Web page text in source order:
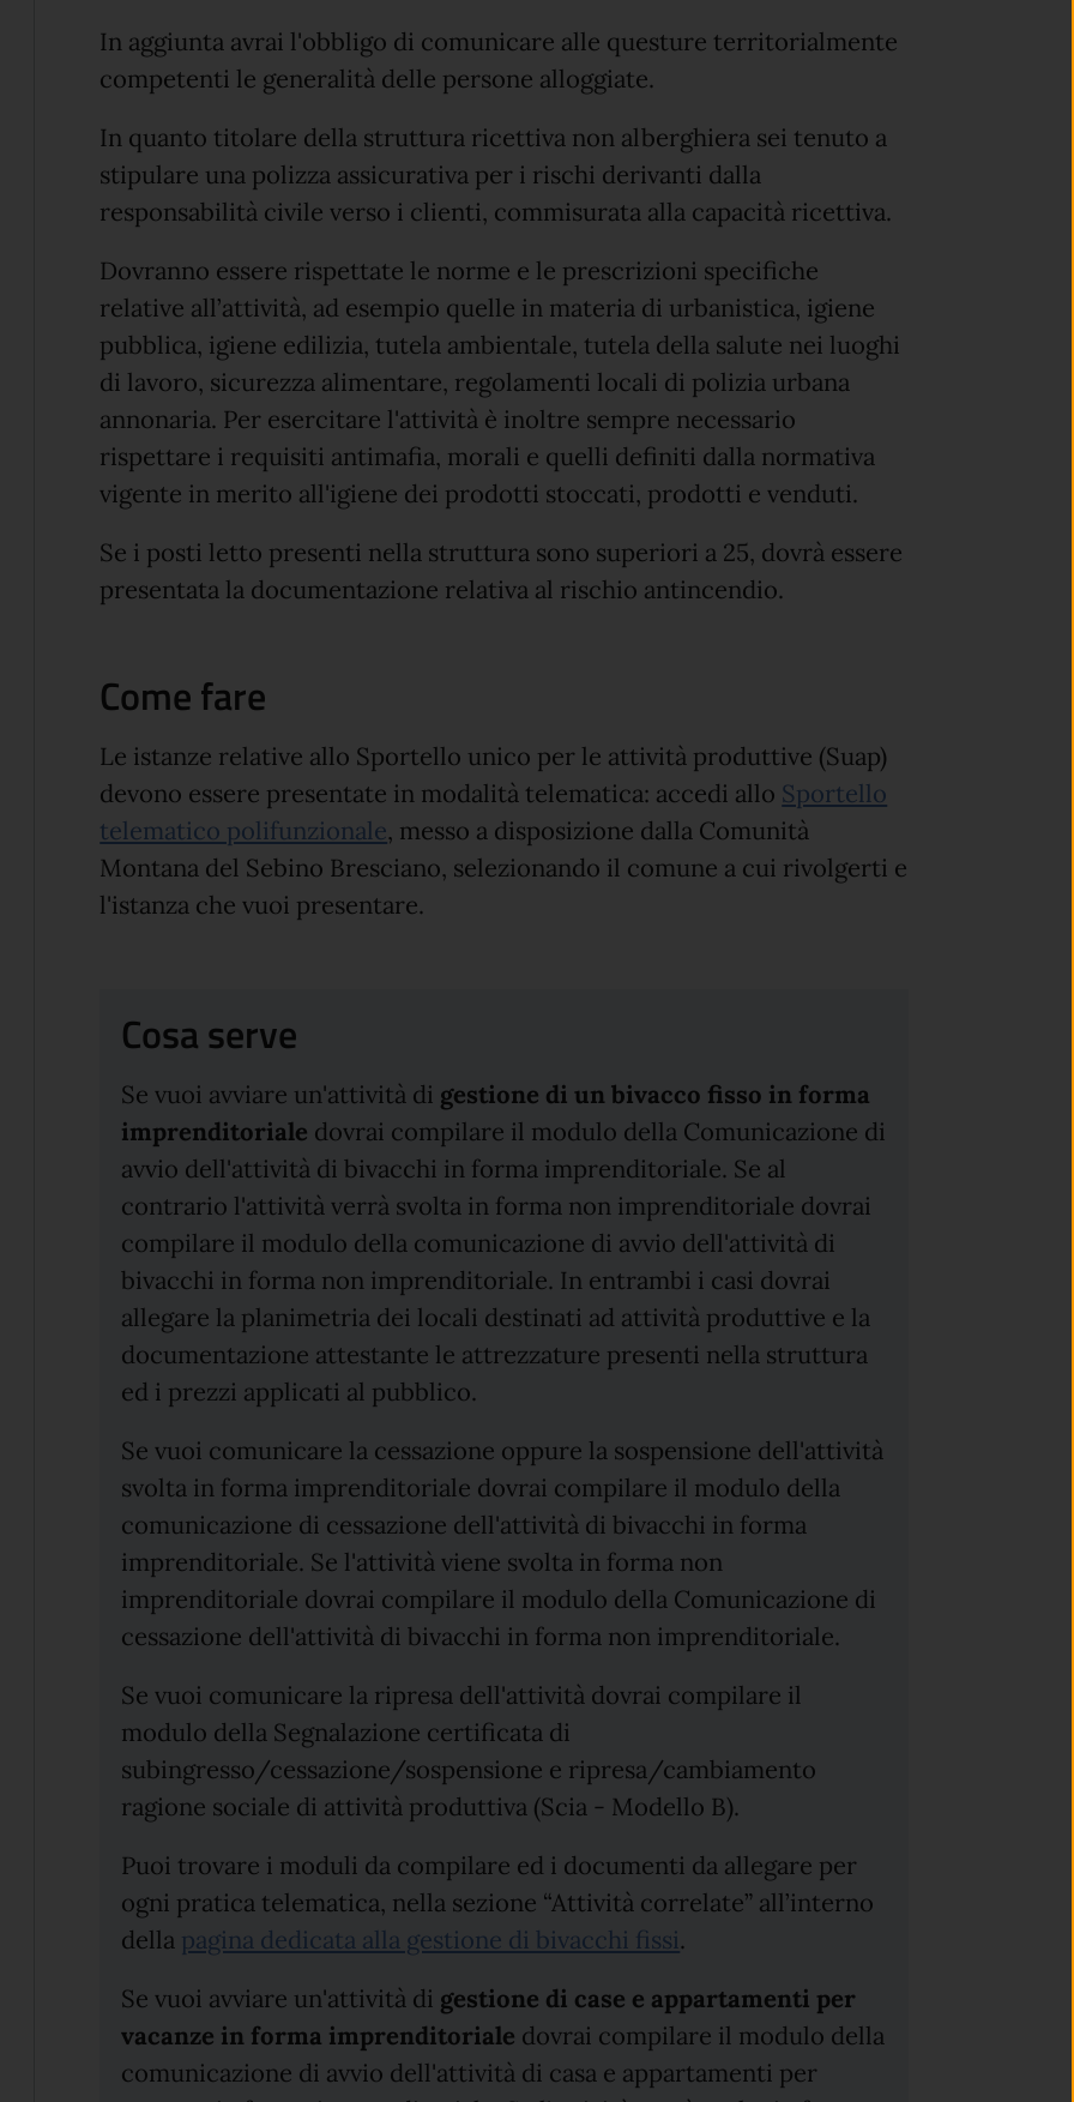
In aggiunta avrai l'obbligo di comunicare alle questure territorialmente
competenti le generalità delle persone alloggiate.
In quanto titolare della struttura ricettiva non alberghiera sei tenuto a
stipulare una polizza assicurativa per i rischi derivanti dalla
responsabilità civile verso i clienti, commisurata alla capacità ricettiva.
Dovranno essere rispettate le norme e le prescrizioni specifiche
relative all’attività, ad esempio quelle in materia di urbanistica, igiene
pubblica, igiene edilizia, tutela ambientale, tutela della salute nei luoghi
di lavoro, sicurezza alimentare, regolamenti locali di polizia urbana
annonaria. Per esercitare l'attività è inoltre sempre necessario
rispettare i requisiti antimafia, morali e quelli definiti dalla normativa
vigente in merito all'igiene dei prodotti stoccati, prodotti e venduti.
Se i posti letto presenti nella struttura sono superiori a 25, dovrà essere
presentata la documentazione relativa al rischio antincendio.
Come fare
Le istanze relative allo Sportello unico per le attività produttive (Suap)
devono essere presentate in modalità telematica: accedi allo Sportello
telematico polifunzionale, messo a disposizione dalla Comunità
Montana del Sebino Bresciano, selezionando il comune a cui rivolgerti e
l'istanza che vuoi presentare.
Cosa serve
Se vuoi avviare un'attività di gestione di un bivacco fisso in forma
imprenditoriale dovrai compilare il modulo della Comunicazione di
avvio dell'attività di bivacchi in forma imprenditoriale. Se al
contrario l'attività verrà svolta in forma non imprenditoriale dovrai
compilare il modulo della comunicazione di avvio dell'attività di
bivacchi in forma non imprenditoriale. In entrambi i casi dovrai
allegare la planimetria dei locali destinati ad attività produttive e la
documentazione attestante le attrezzature presenti nella struttura
ed i prezzi applicati al pubblico.
Se vuoi comunicare la cessazione oppure la sospensione dell'attività
svolta in forma imprenditoriale dovrai compilare il modulo della
comunicazione di cessazione dell'attività di bivacchi in forma
imprenditoriale. Se l'attività viene svolta in forma non
imprenditoriale dovrai compilare il modulo della Comunicazione di
cessazione dell'attività di bivacchi in forma non imprenditoriale.
Se vuoi comunicare la ripresa dell'attività dovrai compilare il
modulo della Segnalazione certificata di
subingresso/cessazione/sospensione e ripresa/cambiamento
ragione sociale di attività produttiva (Scia - Modello B).
Puoi trovare i moduli da compilare ed i documenti da allegare per
ogni pratica telematica, nella sezione “Attività correlate” all’interno
della pagina dedicata alla gestione di bivacchi fissi.
Se vuoi avviare un'attività di gestione di case e appartamenti per
vacanze in forma imprenditoriale dovrai compilare il modulo della
comunicazione di avvio dell'attività di casa e appartamenti per